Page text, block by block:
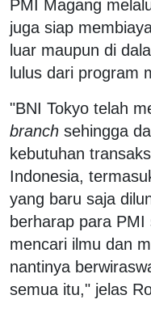
PMI Magang
juga siap
luar maupun di
lulus dari program
"BNI Tokyo telah
branch sehingga
kebutuhan
Indonesia,
yang baru saja
berharap para
mencari ilmu dan
nantinya
semua itu," jelas